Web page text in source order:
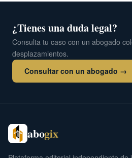
¿Tienes una duda legal?
Consulta tu caso con un abogado
desplazamientos.
Consultar con un abogado →
abogix